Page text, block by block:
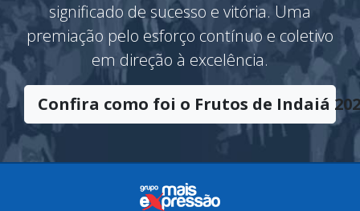
significado de sucesso e vitória. Uma
premiação pelo esforço contínuo e coletivo
em direção à excelência.
Confira como foi o Frutos de Indaiá